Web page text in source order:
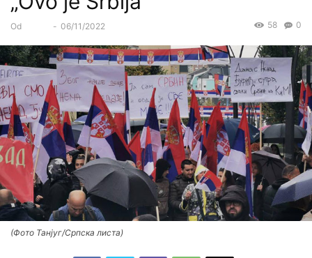
Od - 06/11/2022 0
58
(Фото Танјуг/Српска листа)